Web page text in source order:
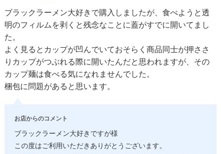
ブラックラーメン大好きで購入しましたが、食べようと透
明のフィルムを剥くと残念なことに蓋がすでに開いてまし
た。
よく見るとカップが凹んでいておそらく商品同士が押ささ
りカップがつぶれる際に開いたんだと思われますが、その
カップ麺は食べる気になれませんでした。
梱包に問題があると思います。
お店からのコメント
ブラックラーメン大好きですが様
この度はご利用いただきありがとうございます。